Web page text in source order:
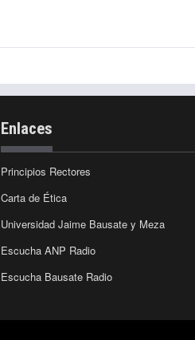
Enlaces
Principios Rectores
Carta de Ética
Universidad Jaime Bausate y Meza
Escucha ANP Radio
Escucha Bausate Radio